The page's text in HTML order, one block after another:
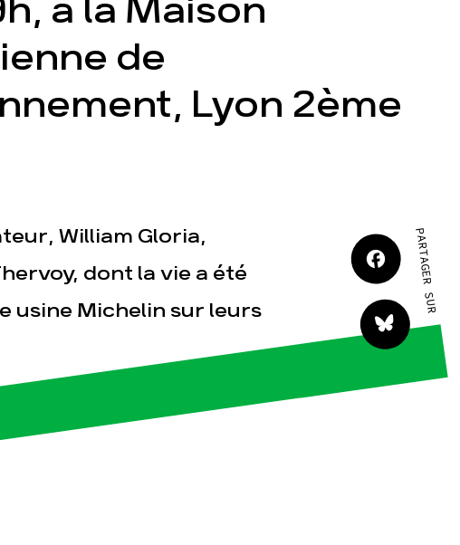
Contact
à la Maison
de
Lyon 2ème
William Gloria,
dont la vie a été
usine Michelin sur leurs
PARTAGER SUR